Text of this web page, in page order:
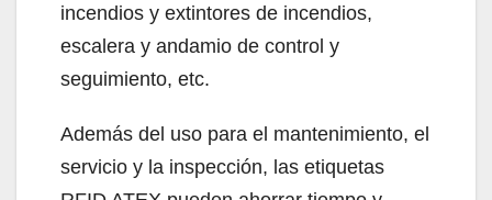
incendios y extintores de incendios,
escalera y andamio de control y
seguimiento, etc.
Además del uso para el mantenimiento, el
servicio y la inspección, las etiquetas